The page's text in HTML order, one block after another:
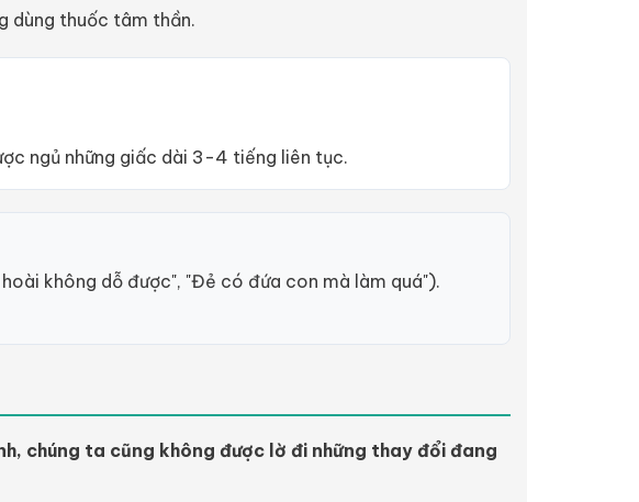
dùng thuốc tâm thần.
ngủ những giấc dài 3-4 tiếng liên tục.
không dỗ được", "Đẻ có đứa con mà làm quá").
chúng ta cũng không được lờ đi những thay đổi đang